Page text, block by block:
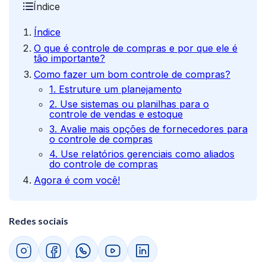
Índice
Índice
O que é controle de compras e por que ele é
tão importante?
Como fazer um bom controle de compras?
1. Estruture um planejamento
2. Use sistemas ou planilhas para o
controle de vendas e estoque
3. Avalie mais opções de fornecedores para
o controle de compras
4. Use relatórios gerenciais como aliados
do controle de compras
Agora é com você!
Redes sociais